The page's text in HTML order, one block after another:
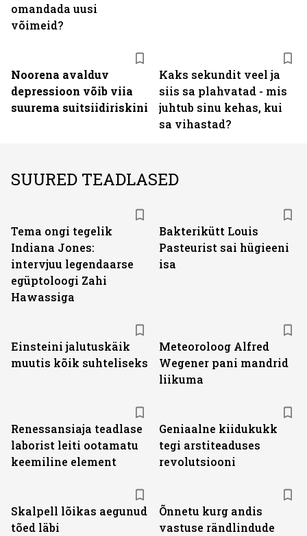
omandada uusi
võimeid?
Noorena avalduv
depressioon võib viia
suurema suitsiidiriskini
Kaks sekundit veel ja
siis sa plahvatad - mis
juhtub sinu kehas, kui
sa vihastad?
SUURED TEADLASED
Tema ongi tegelik
Indiana Jones:
intervjuu legendaarse
egüptoloogi Zahi
Hawassiga
Bakterikütt Louis
Pasteurist sai hügieeni
isa
Einsteini jalutuskäik
muutis kõik suhteliseks
Meteoroloog Alfred
Wegener pani mandrid
liikuma
Renessansiaja teadlase
laborist leiti ootamatu
keemiline element
Geniaalne kiidukukk
tegi arstiteaduses
revolutsiooni
Skalpell lõikas aegunud
tõed läbi
Õnnetu kurg andis
vastuse rändlindude